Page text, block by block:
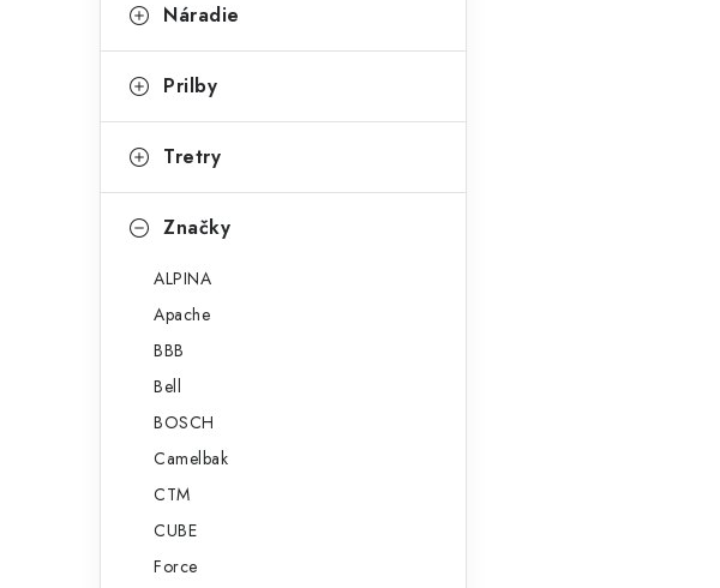
Náradie
Prilby
Tretry
Značky
ALPINA
Apache
BBB
Bell
BOSCH
Camelbak
CTM
CUBE
Force